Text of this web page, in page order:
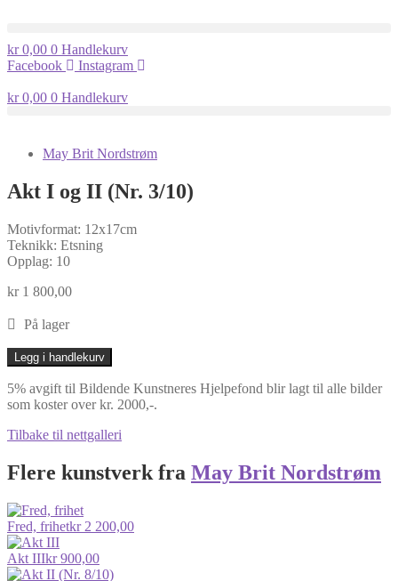
kr0,00 0 Handlekurv
Facebook
Instagram
kr0,00 0 Handlekurv
May Brit Nordstrøm
Akt I og II (Nr. 3/10)
Motivformat: 12x17cm
Teknikk: Etsning
Opplag: 10
kr1 800,00
På lager
Akt
I
og
II
3/10)
Legg i handlekurv
5% avgift til Bildende Kunstneres Hjelpefond blir lagt til alle bilder
som koster over kr. 2000,-.
Tilbake til nettgalleri
Flere kunstverk fra May Brit Nordstrøm
Fred, frihetkr2 200,00
Akt IIIkr900,00